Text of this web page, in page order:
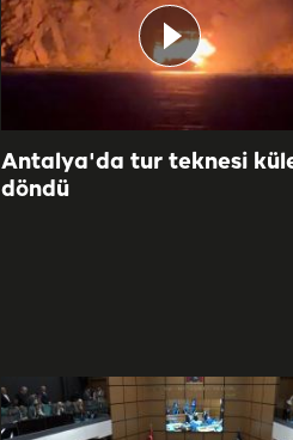
Antalya'da tur teknesi
döndü